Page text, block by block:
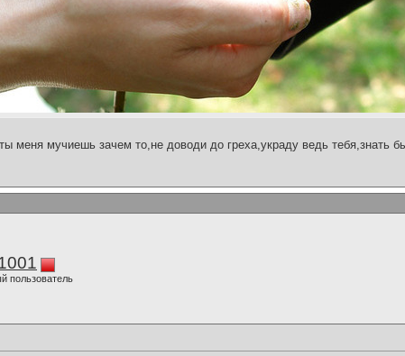
меня мучиешь зачем то,не доводи до греха,украду ведь тебя,знать
пользователь